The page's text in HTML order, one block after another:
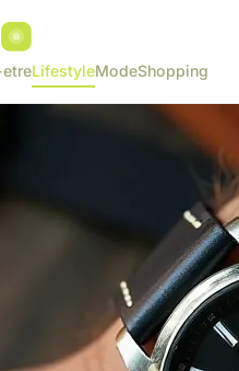
LifestyleModeShopping